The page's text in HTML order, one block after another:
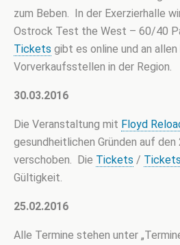
zum Beben. In der Exerzierhalle
Ostrock Test the West – 60/40
Tickets gibt es online und an
Vorverkaufsstellen in der Region.
30.03.2016
Die Veranstaltung mit Floyd
gesundheitlichen Gründen auf
verschoben. Die Tickets / Tickets
Gültigkeit.
25.02.2016
Alle Termine stehen unter